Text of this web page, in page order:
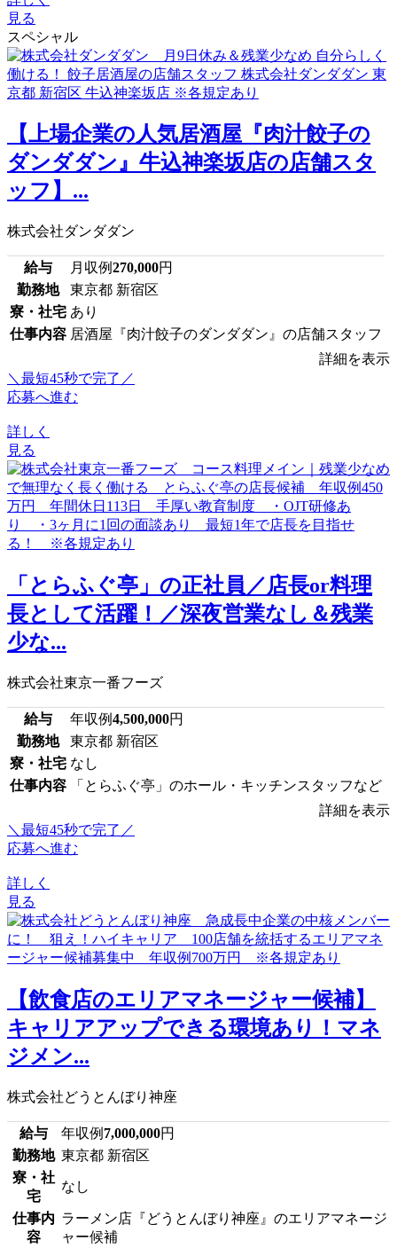
見る
スペシャル
【上場企業の人気居酒屋『肉汁餃子の
ダンダダン』牛込神楽坂店の店舗スタ
ッフ】...
株式会社ダンダダン
給与 月収例270,000円
勤務地
東京都 新宿区
寮・社宅 あり
仕事内容 居酒屋『肉汁餃子のダンダダン』の店舗スタッフ
詳細を表示
＼最短45秒で完了／
応募へ進む
詳しく
見る
「とらふぐ亭」の正社員／店長or料理
長として活躍！／深夜営業なし＆残業
少な...
株式会社東京一番フーズ
給与 年収例4,500,000円
勤務地
東京都 新宿区
寮・社宅 なし
仕事内容
「とらふぐ亭」のホール・キッチンスタッフなど
詳細を表示
＼最短45秒で完了／
応募へ進む
詳しく
見る
【飲食店のエリアマネージャー候補】
キャリアアップできる環境あり！マネ
ジメン...
株式会社どうとんぼり神座
給与 年収例 7,000,000円
勤務地 東京都 新宿区
寮・社
宅
なし
仕事内
容
ラーメン店『どうとんぼり神座』のエリアマネージ
ャー候補